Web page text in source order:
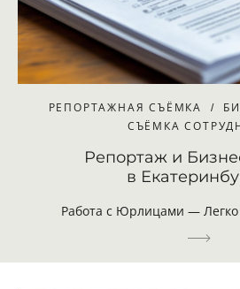
РЕПОРТАЖНАЯ СЪЁМКА
СЪЁМКА
Репортаж и
в
Работа с Юрлицами —